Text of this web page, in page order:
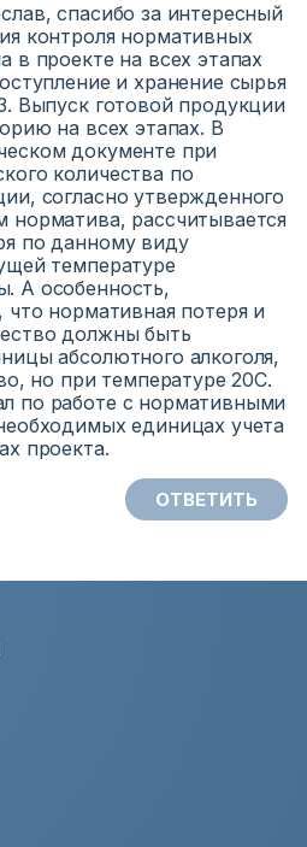
спасибо за интересный
контроля нормативных
в проекте на всех этапах
и хранение сырья
Выпуск готовой продукции
на всех этапах. В
документе при
количества по
согласно утвержденного
норматива, рассчитывается
по данному виду
температуре
А особенность,
что нормативная потеря и
должны быть
абсолютного алкоголя,
но при температуре 20С.
по работе с нормативными
единицах учета
проекта.
ОТВЕТИТЬ